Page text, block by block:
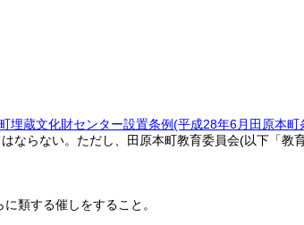
埋蔵文化財センター設置条例(平成28年6月田原本町
ならない。 ただし、田原本町教育委員会(以下「教
類する催しをすること。